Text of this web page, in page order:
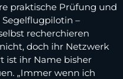
praktische Prüfung und
Segelflugpilotin –
recherchieren
doch ihr Netzwerk
ist ihr Name bisher
„Immer wenn ich